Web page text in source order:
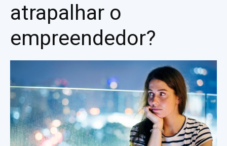
atrapalhar o
empreendedor?